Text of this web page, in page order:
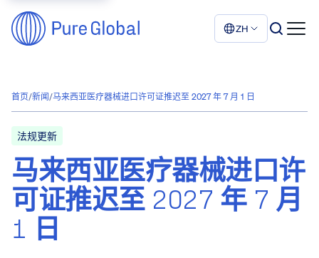
ZH
首页/新闻/马来西亚医疗器械进口许可证推迟至 2027 年 7 月 1 日
法规更新
马来西亚医疗器械进口许
可证推迟至 2027 年 7 月
1 日